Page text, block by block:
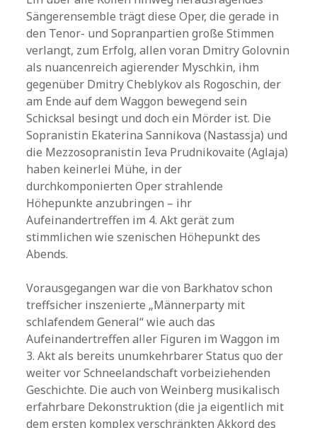
Sängerensemble trägt diese Oper, die gerade in
den Tenor- und Sopranpartien große Stimmen
verlangt, zum Erfolg, allen voran Dmitry Golovnin
als nuancenreich agierender Myschkin, ihm
gegenüber Dmitry Cheblykov als Rogoschin, der
am Ende auf dem Waggon bewegend sein
Schicksal besingt und doch ein Mörder ist. Die
Sopranistin Ekaterina Sannikova (Nastassja) und
die Mezzosopranistin Ieva Prudnikovaite (Aglaja)
haben keinerlei Mühe, in der
durchkomponierten Oper strahlende
Höhepunkte anzubringen – ihr
Aufeinandertreffen im 4. Akt gerät zum
stimmlichen wie szenischen Höhepunkt des
Abends.
Vorausgegangen war die von Barkhatov schon
treffsicher inszenierte „Männerparty mit
schlafendem General“ wie auch das
Aufeinandertreffen aller Figuren im Waggon im
3. Akt als bereits unumkehrbarer Status quo der
weiter vor Schneelandschaft vorbeiziehenden
Geschichte. Die auch von Weinberg musikalisch
erfahrbare Dekonstruktion (die ja eigentlich mit
dem ersten komplex verschränkten Akkord des